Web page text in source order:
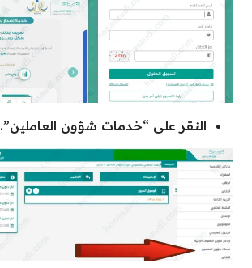
النقر على “خدمات شؤون العاملين”.